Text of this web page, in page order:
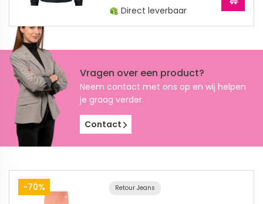
Direct leverbaar
Vragen over een product?
Neem contact met ons op en wij helpen
je graag verder.
Contact
-70% Retour Jeans